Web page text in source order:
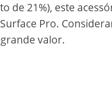
de 21%), este
Pro.
valor.